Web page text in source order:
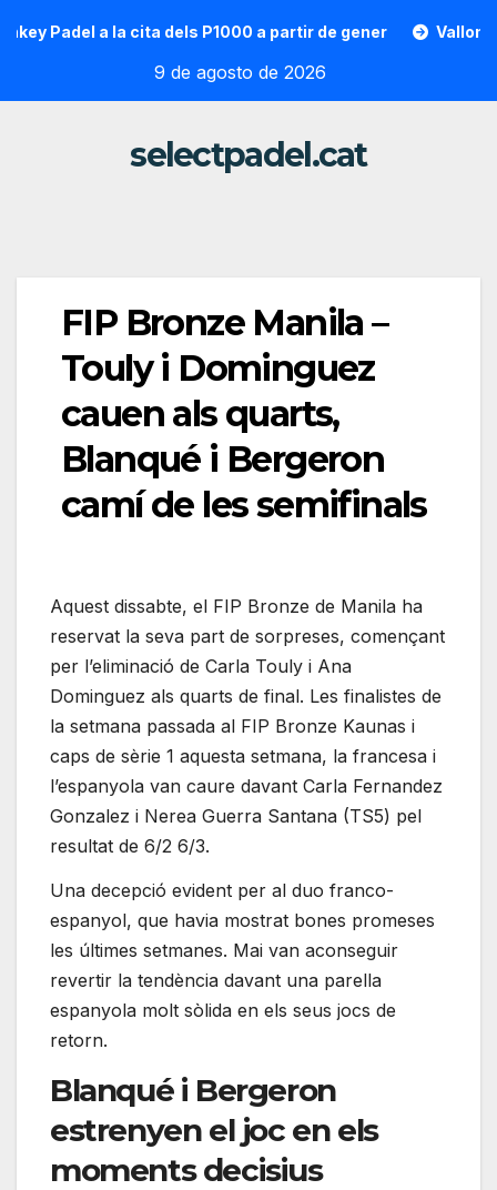
a la cita dels P1000 a partir de gener Vallon
9 de agosto de 2026
selectpadel.cat
FIP Bronze Manila –
Touly i Dominguez
cauen als quarts,
Blanqué i Bergeron
camí de les semifinals
Aquest dissabte, el FIP Bronze de Manila ha
reservat la seva part de sorpreses, començant
per l’eliminació de Carla Touly i Ana
Dominguez als quarts de final. Les finalistes de
la setmana passada al FIP Bronze Kaunas i
caps de sèrie 1 aquesta setmana, la francesa i
l’espanyola van caure davant Carla Fernandez
Gonzalez i Nerea Guerra Santana (TS5) pel
resultat de 6/2 6/3.
Una decepció evident per al duo franco-
espanyol, que havia mostrat bones promeses
les últimes setmanes. Mai van aconseguir
revertir la tendència davant una parella
espanyola molt sòlida en els seus jocs de
retorn.
Blanqué i Bergeron
estrenyen el joc en els
moments decisius